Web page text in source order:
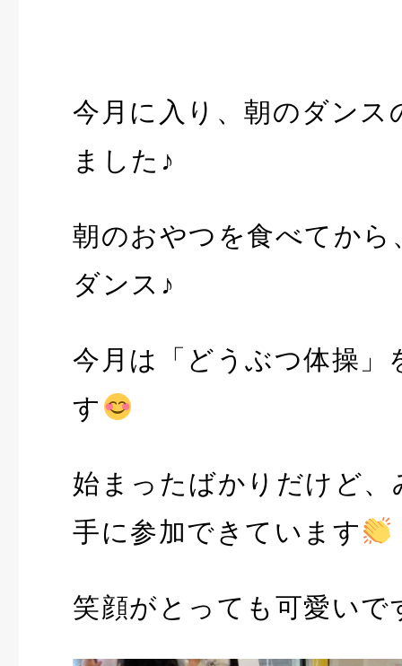
今月に入り、朝のダンス
ました♪
朝のおやつを食べてから
ダンス♪
今月は「どうぶつ体操」
す
始まったばかりだけど
手に参加できています
笑顔がとっても可愛いで